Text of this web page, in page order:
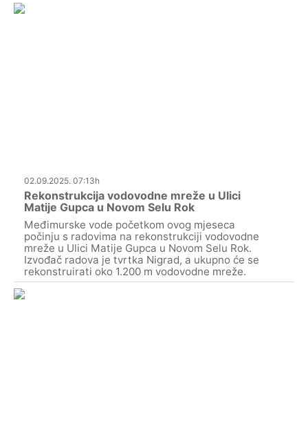
02.09.2025. 07:13h
Rekonstrukcija vodovodne mreže u Ulici
Matije Gupca u Novom Selu Rok
Međimurske vode početkom ovog mjeseca
počinju s radovima na rekonstrukciji vodovodne
mreže u Ulici Matije Gupca u Novom Selu Rok.
Izvođač radova je tvrtka Nigrad, a ukupno će se
rekonstruirati oko 1.200 m vodovodne mreže.